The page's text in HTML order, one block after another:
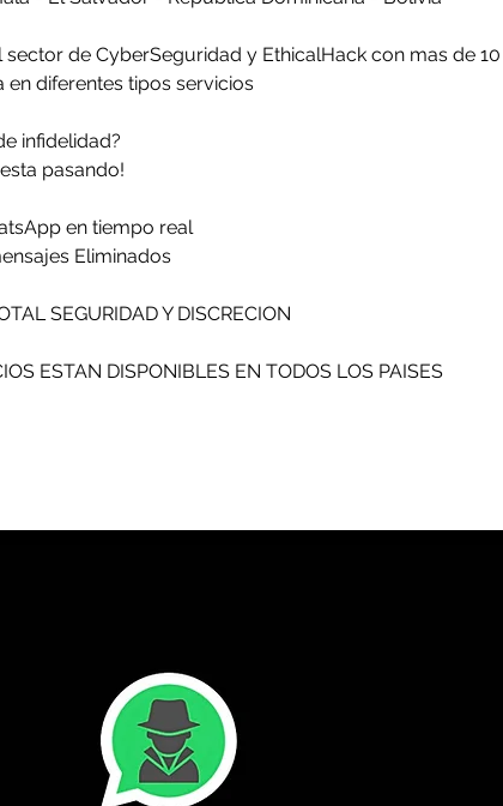
sector de CyberSeguridad y EthicalHack con mas de 10
en diferentes tipos servicios
de infidelidad?
que esta pasando!
WhatsApp en tiempo real
mensajes Eliminados
TOTAL SEGURIDAD Y DISCRECION